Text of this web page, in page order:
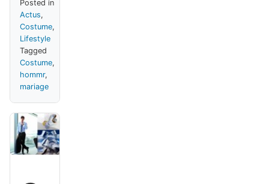
Posted in
Actus,
Costume,
Lifestyle
Tagged
Costume,
hommr,
mariage